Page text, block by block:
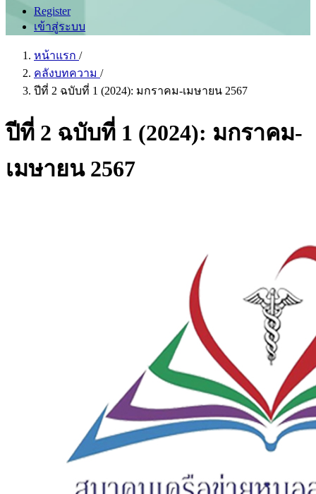
Register
เข้าสู่ระบบ
หน้าแรก /
คลังบทความ /
ปีที่ 2 ฉบับที่ 1 (2024): มกราคม-เมษายน 2567
ปีที่ 2 ฉบับที่ 1 (2024): มกราคม-
เมษายน 2567